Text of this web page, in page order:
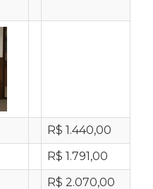
R$ 1.440,00
R$ 1.791,00
R$ 2.070,00